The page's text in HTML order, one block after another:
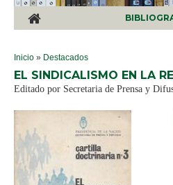
SE ENCUENTRA USTED AQUÍ
Inicio » Destacados
EL SINDICALISMO EN LA
Editado por Secretaria de Prensa y